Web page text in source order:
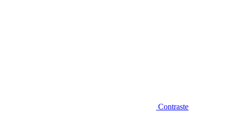
Contraste